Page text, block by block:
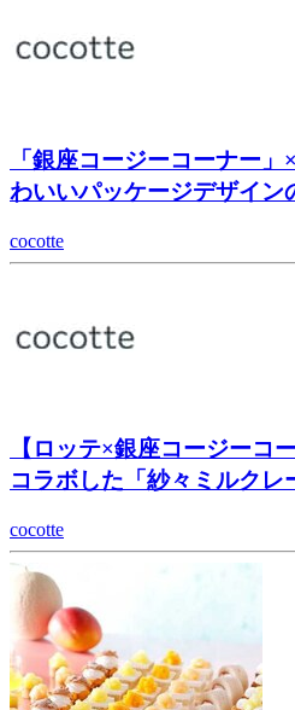
「銀座コージーコーナー
わいいパッケージデザイ
cocotte
【ロッテ×銀座コージーコ
コラボした「紗々ミルク
cocotte